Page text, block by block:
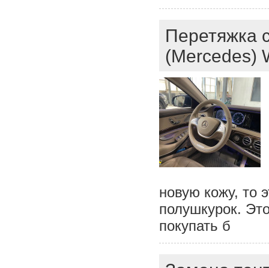
Перетяжка
(Mercedes)
новую кожу, то
полушкурок.
покупать б